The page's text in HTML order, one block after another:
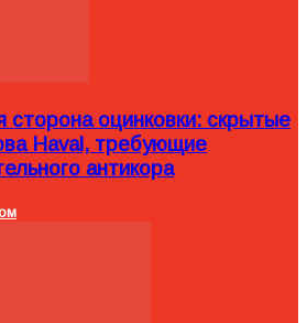
сторона оцинковки: скрытые
Haval, требующие
антикора